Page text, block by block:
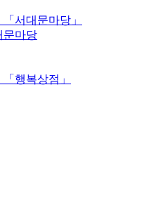
서대문마당」
문마당
행복상점」